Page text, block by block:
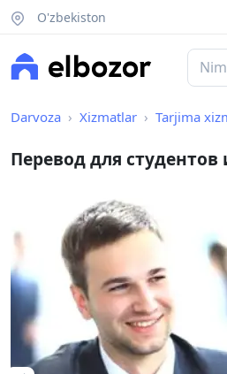
O'zbekiston
Darvoza Xizmatlar Tarjima
Перевод для